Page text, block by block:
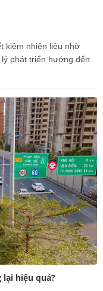
kiệm nhiên liệu nhờ
phát triển hướng đến
hiệu quả?